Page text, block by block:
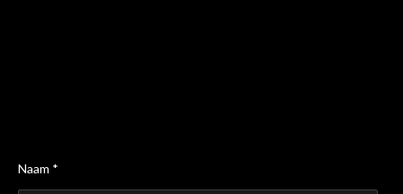
Naam *